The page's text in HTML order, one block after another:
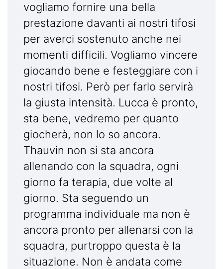
vogliamo fornire una bella
prestazione davanti ai nostri tifosi
per averci sostenuto anche nei
momenti difficili. Vogliamo vincere
giocando bene e festeggiare con i
nostri tifosi. Però per farlo servirà
la giusta intensità. Lucca è pronto,
sta bene, vedremo per quanto
giocherà, non lo so ancora.
Thauvin non si sta ancora
allenando con la squadra, ogni
giorno fa terapia, due volte al
giorno. Sta seguendo un
programma individuale ma non è
ancora pronto per allenarsi con la
squadra, purtroppo questa è la
situazione. Non è andata come